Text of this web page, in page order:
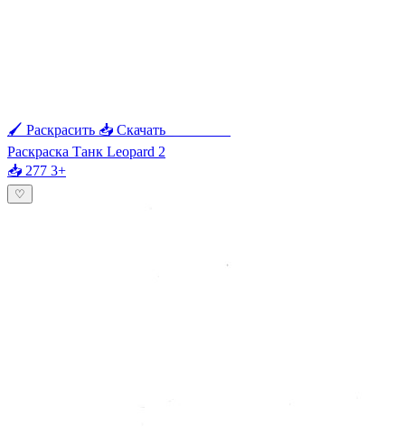
🖌 Раскрасить 📥 Скачать
Раскраска Танк Leopard 2
📥 277 3+
♡